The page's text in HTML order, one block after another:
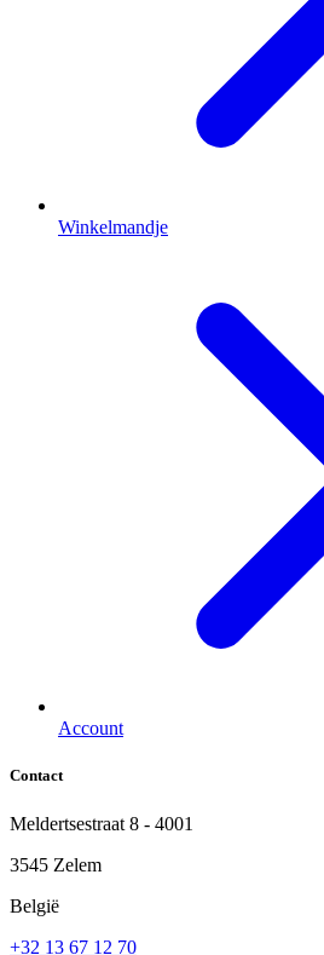
Winkelmandje
Account
Contact
Meldertsestraat 8 - 4001
3545 Zelem
België
+32 13 67 12 70